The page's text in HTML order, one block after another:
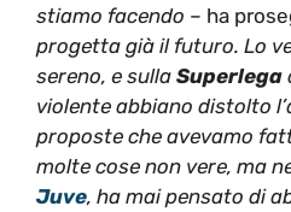
stiamo facendo – ha
progetta già il futuro. Lo
sereno, e sulla Superlega
violente abbiano distolto
proposte che avevamo
molte cose non vere, ma
Juve, ha mai pensato di